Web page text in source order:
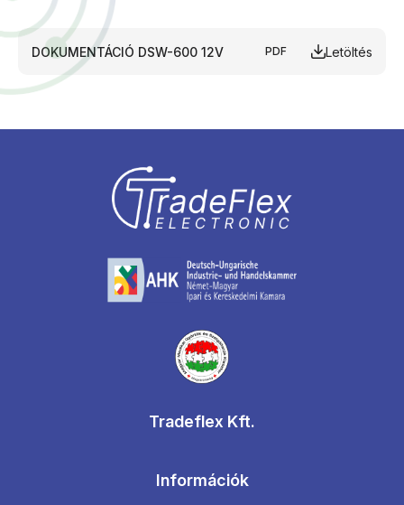
DOKUMENTÁCIÓ DSW-600 12V PDF Letöltés
Tradeflex Kft.
Információk